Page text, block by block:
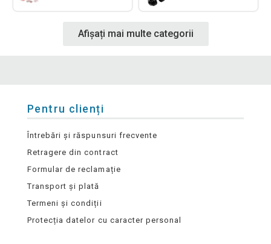
Afișați mai multe categorii
Pentru clienți
Întrebări și răspunsuri frecvente
Retragere din contract
Formular de reclamație
Transport și plată
Termeni și condiții
Protecția datelor cu caracter personal